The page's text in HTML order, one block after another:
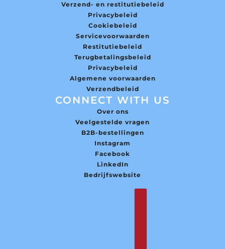
Verzend- en restitutiebeleid
Privacybeleid
Cookiebeleid
Servicevoorwaarden
Restitutiebeleid
Terugbetalingsbeleid
Privacybeleid
Algemene voorwaarden
Verzendbeleid
CONNECT WITH US
Over ons
Veelgestelde vragen
B2B-bestellingen
Instagram
Facebook
LinkedIn
Bedrijfswebsite